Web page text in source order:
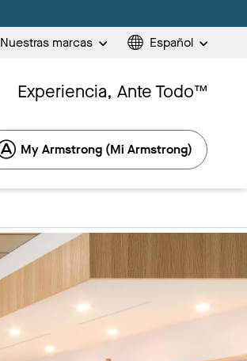
Nuestras marcas Español
Experiencia, Ante Todo™
My Armstrong (Mi Armstrong)